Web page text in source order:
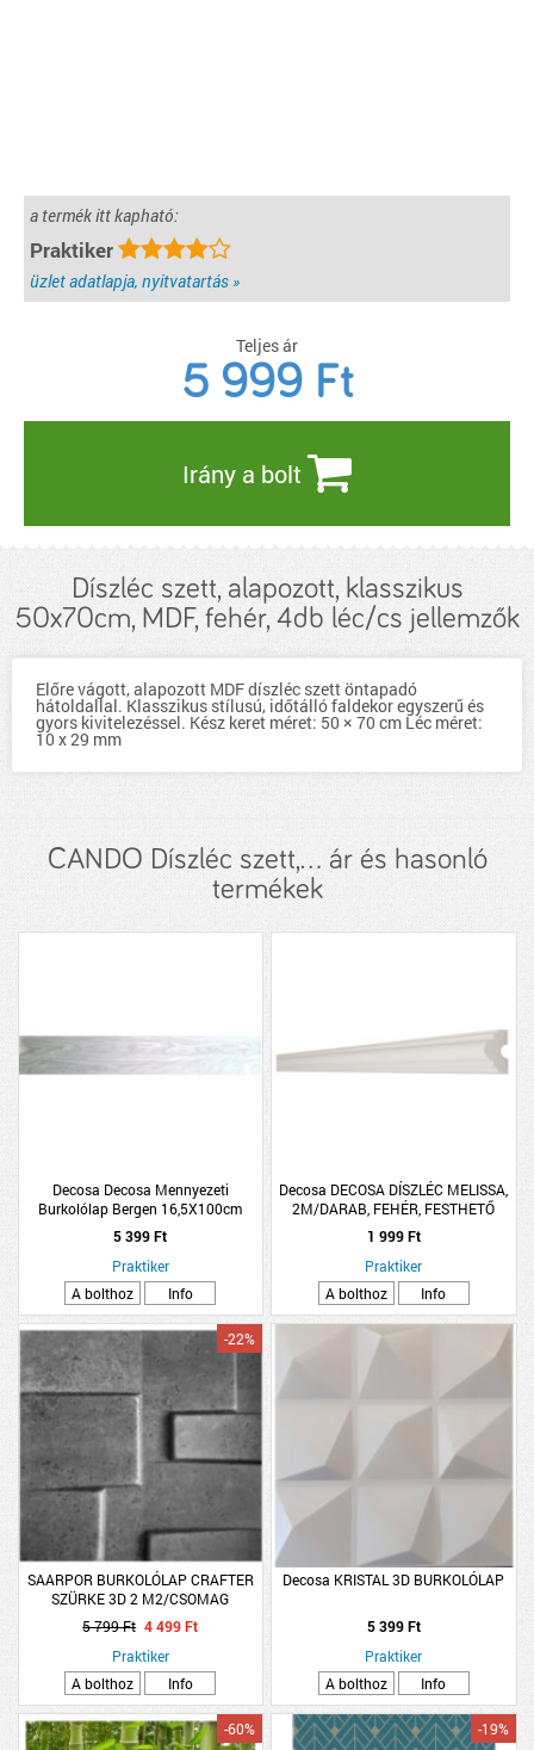
a termék itt kapható:
Praktiker
üzlet adatlapja, nyitvatartás »
Teljes ár
5 999 Ft
Irány a bolt
Díszléc szett, alapozott, klasszikus
50x70cm, MDF, fehér, 4db léc/cs jellemzők
Előre vágott, alapozott MDF díszléc szett öntapadó
hátoldallal. Klasszikus stílusú, időtálló faldekor egyszerű és
gyors kivitelezéssel. Kész keret méret: 50 × 70 cm Léc méret:
10 x 29 mm
CANDO Díszléc szett,... ár és hasonló
termékek
Decosa Decosa Mennyezeti
Burkolólap Bergen 16,5X100cm
Fehér 2m2/csomag
5 399 Ft
Praktiker
A bolthoz
Info
Decosa DECOSA DÍSZLÉC MELISSA,
2M/DARAB, FEHÉR, FESTHETŐ
1 999 Ft
Praktiker
A bolthoz
Info
SAARPOR BURKOLÓLAP CRAFTER
SZÜRKE 3D 2 M2/CSOMAG
50X50CM
-22%
5 799 Ft 4 499 Ft
Praktiker
A bolthoz
Info
Decosa KRISTAL 3D BURKOLÓLAP
5 399 Ft
Praktiker
A bolthoz
Info
-60% -19%